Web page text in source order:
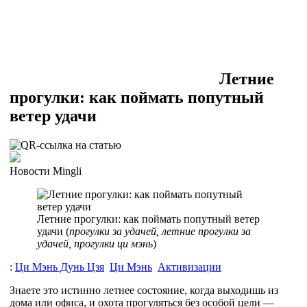
Летние
прогулки: как поймать попутный
ветер удачи
Новости Mingli
Летние прогулки: как поймать попутный ветер
удачи (прогулки за удачей, летние прогулки за
удачей, прогулки ци мэнь)
: Ци Мэнь Дунь Цзя Ци Мэнь Активизации
Знаете это истинно летнее состояние, когда выходишь из
дома или офиса, и охота прогуляться без особой цели —